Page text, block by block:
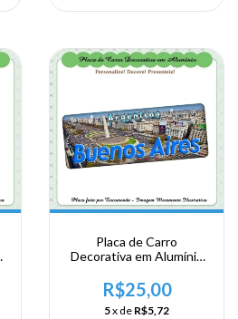
Placa de Carro
Decorativa em Alumínio
Viagem a Argentina -
Buenos Aires
R$25,00
5x de R$5,72